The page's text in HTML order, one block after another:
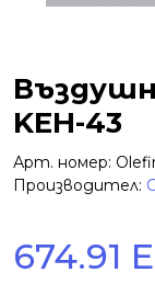
KEH-43
Арт. номер:
Производител:
674.91